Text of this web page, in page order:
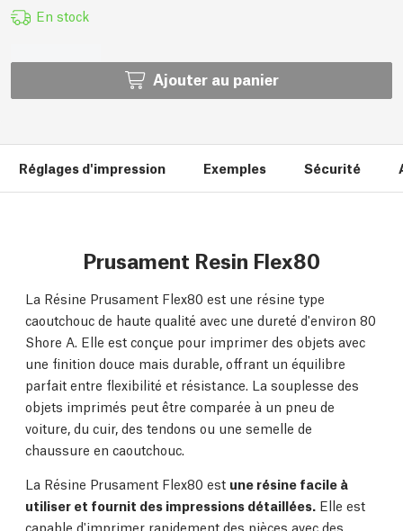
En stock
Ajouter au panier
Réglages d'impression Exemples Sécurité
Prusament Resin Flex80
La Résine Prusament Flex80 est une résine type
caoutchouc de haute qualité avec une dureté d'environ 80
Shore A. Elle est conçue pour imprimer des objets avec
une finition douce mais durable, offrant un équilibre
parfait entre flexibilité et résistance. La souplesse des
objets imprimés peut être comparée à un pneu de
voiture, du cuir, des tendons ou une semelle de
chaussure en caoutchouc.
La Résine Prusament Flex80 est une résine facile à
utiliser et fournit des impressions détaillées. Elle est
capable d'imprimer rapidement des pièces avec des